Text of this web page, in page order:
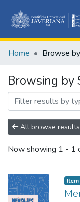
Home Browse
Browsing by
All browse results
Now showing 1 - 1
Item